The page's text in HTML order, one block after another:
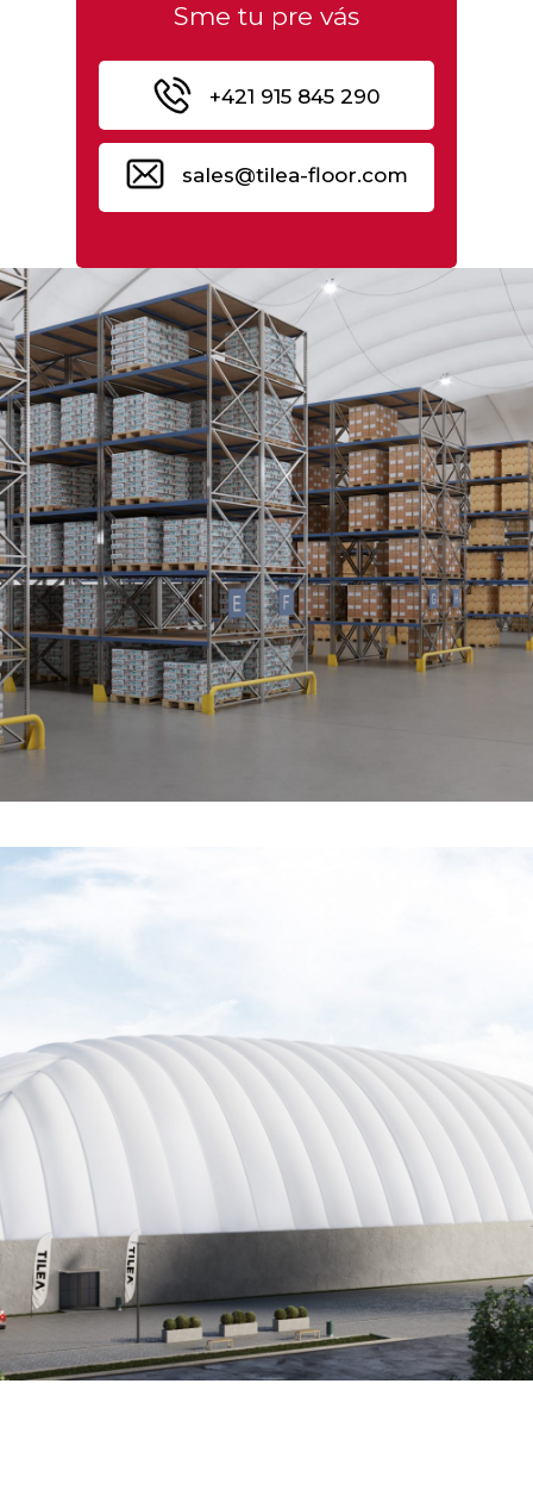
Sme tu pre vás
+421 915 845 290
sales@tilea-floor.com